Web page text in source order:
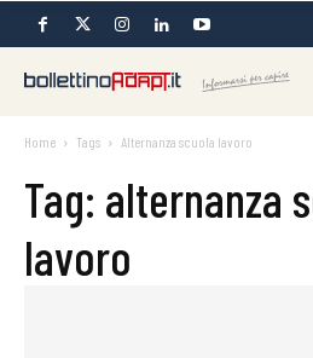
Home Tags Alternanza scuola lavoro
Tag: alternanza
lavoro